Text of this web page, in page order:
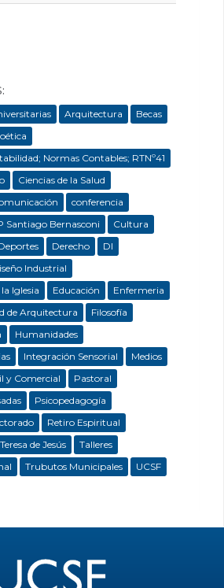
Arquitectura
Becas
Normas Contables; RTNº41
Ciencias de la Salud
conferencia
Santiago Bernasconi
Cultura
Derecho
DI
Industrial
Iglesia
Educación
Enfermeria
de Arquitectura
Filosofía
Humanidades
Integración Sensorial
Medios
y Comercial
Pastoral
Psicopedagogía
Retiro Espiritual
de Jesús
Talleres
Trubutos Municipales UCSF